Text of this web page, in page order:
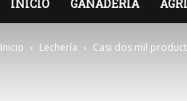
INICIO GANADERÍA
Inicio Lechería Casi dos mil